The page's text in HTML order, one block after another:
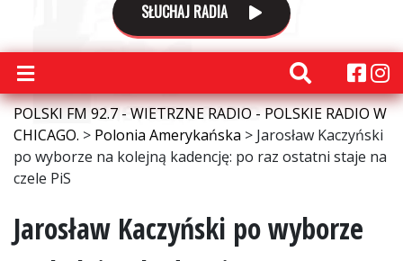
SŁUCHAJ RADIA
POLSKI FM 92.7 - WIETRZNE RADIO - POLSKIE RADIO W
CHICAGO. > Polonia Amerykańska > Jarosław Kaczyński
po wyborze na kolejną kadencję: po raz ostatni staje na
czele PiS
Jarosław Kaczyński po wyborze